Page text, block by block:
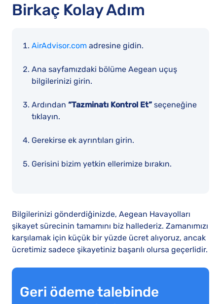
Birkaç Kolay Adım
AirAdvisor.com adresine gidin.
Ana sayfamızdaki bölüme Aegean uçuş
bilgilerinizi girin.
Ardından “Tazminatı Kontrol Et” seçeneğine
tıklayın.
Gerekirse ek ayrıntıları girin.
Gerisini bizim yetkin ellerimize bırakın.
Bilgilerinizi gönderdiğinizde, Aegean Havayolları
şikayet sürecinin tamamını biz hallederiz. Zamanımızı
karşılamak için küçük bir yüzde ücret alıyoruz, ancak
ücretimiz sadece şikayetiniz başarılı olursa geçerlidir.
Geri ödeme talebinde